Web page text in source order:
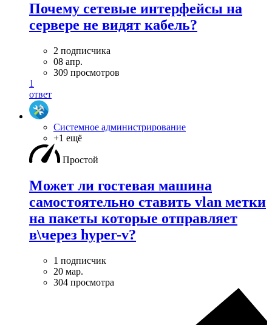
Почему сетевые интерфейсы на
сервере не видят кабель?
2 подписчика
08 апр.
309 просмотров
1
ответ
Системное администрирование
+1 ещё
Простой
Может ли гостевая машина
самостоятельно ставить vlan метки
на пакеты которые отправляет
в\через hyper-v?
1 подписчик
20 мар.
304 просмотра